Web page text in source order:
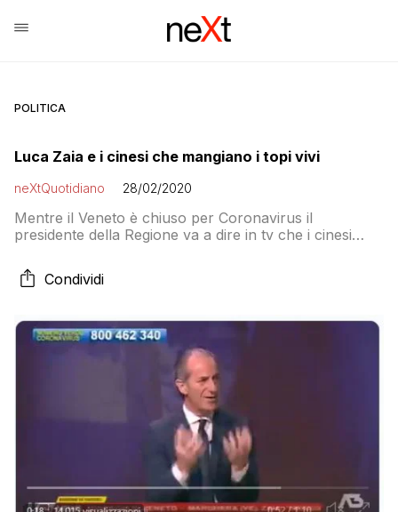
POLITICA
Luca Zaia e i cinesi che mangiano i topi vivi
neXtQuotidiano 28/02/2020
Mentre il Veneto è chiuso per Coronavirus il
presidente della Regione va a dire in tv che i cinesi
Condividi